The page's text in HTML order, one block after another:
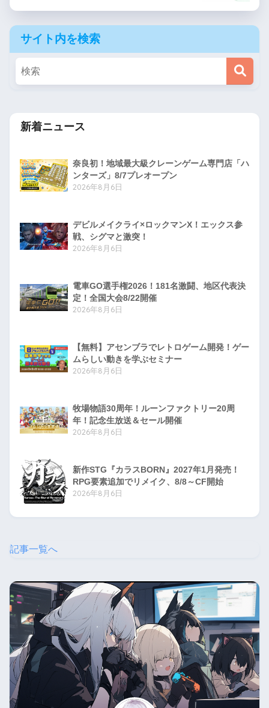
サイト内を検索
新着ニュース
奈良初！地域最大級クレーンゲーム専門店「ハ
ンターズ」8/7プレオープン
2026年8月6日
デビルメイクライ×ロックマンX！エックス参
戦、シグマと激突！
2026年8月6日
電車GO選手権2026！181名激闘、地区代表決
定！全国大会8/22開催
2026年8月6日
【無料】アセンブラでレトロゲーム開発！ゲー
ムらしい動きを学ぶセミナー
2026年8月6日
牧場物語30周年！ルーンファクトリー20周
年！記念生放送＆セール開催
2026年8月6日
新作STG『カラスBORN』2027年1月発売！
RPG要素追加でリメイク、8/8～CF開始
2026年8月6日
記事一覧へ